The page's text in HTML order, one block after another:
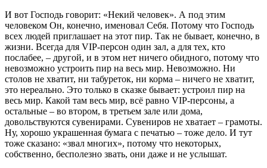
И вот Господь говорит: «Некий человек». А под этим
человеком Он, конечно, именовал Себя. Потому что Господь
всех людей приглашает на этот пир. Так не бывает, конечно, в
жизни. Всегда для VIP-персон один зал, а для тех, кто
послабее, – другой, и в этом нет ничего обидного, потому что
невозможно устроить пир на весь мир. Невозможно. Ни
столов не хватит, ни табуреток, ни корма – ничего не хватит,
это нереально. Это только в сказке бывает: устроил пир на
весь мир. Какой там весь мир, всё равно VIP-персоны, а
остальные – во втором, в третьем зале или дома,
довольствуются сувенирами. Сувениров не хватает – грамоты.
Ну, хорошо украшенная бумага с печатью – тоже дело. И тут
тоже сказано: «звал многих», потому что некоторых,
собственно, бесполезно звать, они даже и не услышат.